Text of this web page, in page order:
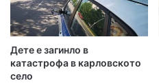
Дете е загинло в
катастрофа в карловското
село